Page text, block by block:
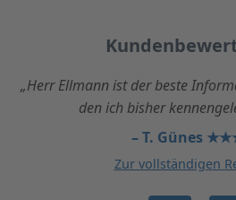
„Herr Ellmann ist der beste
den ich bisher
– T. Günes
Zur vollständigen